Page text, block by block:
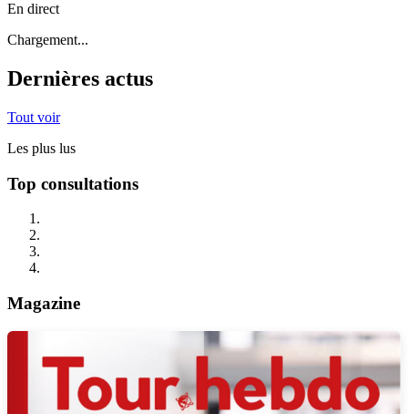
En direct
Chargement...
Dernières actus
Tout voir
Les plus lus
Top consultations
Magazine